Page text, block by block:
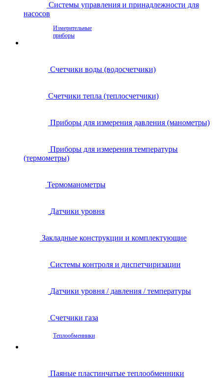
Системы управления и принадлежности для
насосов
Измерительные
приборы
Счетчики воды (водосчетчики)
Счетчики тепла (теплосчетчики)
Приборы для измерения давления (манометры)
Приборы для измерения температуры
(термометры)
Термоманометры
Датчики уровня
Закладные конструкции и комплектующие
Системы контроля и диспетчиризации
Датчики уровня / давления / температуры
Счетчики газа
Теплообменники
Паяные пластинчатые теплообменники